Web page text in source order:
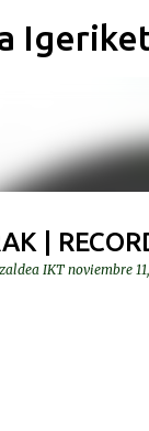
|
IKT noviembre